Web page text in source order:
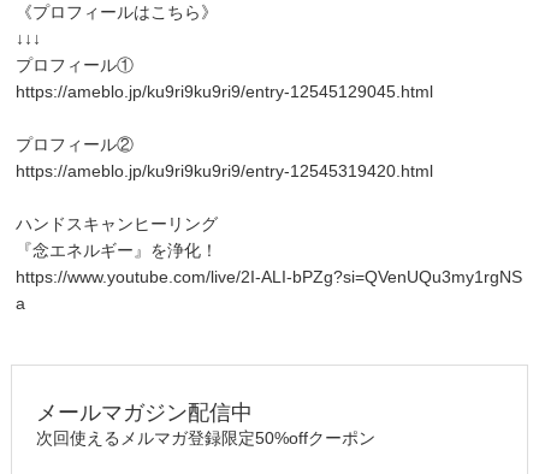
《プロフィールはこちら》
↓↓↓
プロフィール①
https://ameblo.jp/ku9ri9ku9ri9/entry-12545129045.html
プロフィール②
https://ameblo.jp/ku9ri9ku9ri9/entry-12545319420.html
ハンドスキャンヒーリング
『念エネルギー』を浄化！
https://www.youtube.com/live/2I-ALI-bPZg?si=QVenUQu3my1rgNS
a
メールマガジン配信中
次回使えるメルマガ登録限定50%offクーポン